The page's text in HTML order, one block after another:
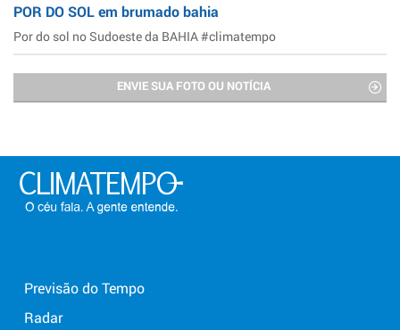
POR DO SOL em brumado bahia
Por do sol no Sudoeste da BAHIA #climatempo
ENVIE SUA FOTO OU NOTÍCIA
Previsão do Tempo
Radar